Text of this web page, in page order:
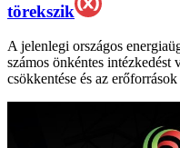
törekszik
A jelenlegi országos
számos önkéntes intézkedést
csökkentése és az